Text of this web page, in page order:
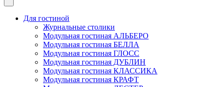
Для гостиной
Журнальные столики
Модульная гостиная АЛЬБЕРО
Модульная гостиная БЕЛЛА
Модульная гостиная ГЛОСС
Модульная гостиная ДУБЛИН
Модульная гостиная КЛАССИКА
Модульная гостиная КРАФТ